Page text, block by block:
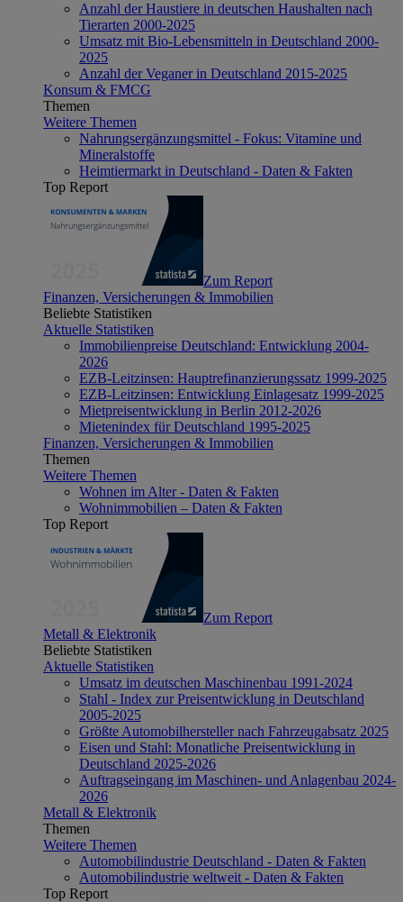
Anzahl der Haustiere in deutschen Haushalten nach
Tierarten 2000-2025
Umsatz mit Bio-Lebensmitteln in Deutschland 2000-
2025
Anzahl der Veganer in Deutschland 2015-2025
Konsum & FMCG
Themen
Weitere Themen
Nahrungsergänzungsmittel - Fokus: Vitamine und
Mineralstoffe
Heimtiermarkt in Deutschland - Daten & Fakten
Top Report
Zum Report
Finanzen, Versicherungen & Immobilien
Beliebte Statistiken
Aktuelle Statistiken
Immobilienpreise Deutschland: Entwicklung 2004-
2026
EZB-Leitzinsen: Hauptrefinanzierungssatz 1999-2025
EZB-Leitzinsen: Entwicklung Einlagesatz 1999-2025
Mietpreisentwicklung in Berlin 2012-2026
Mietenindex für Deutschland 1995-2025
Finanzen, Versicherungen & Immobilien
Themen
Weitere Themen
Wohnen im Alter - Daten & Fakten
Wohnimmobilien – Daten & Fakten
Top Report
Zum Report
Metall & Elektronik
Beliebte Statistiken
Aktuelle Statistiken
Umsatz im deutschen Maschinenbau 1991-2024
Stahl - Index zur Preisentwicklung in Deutschland
2005-2025
Größte Automobilhersteller nach Fahrzeugabsatz 2025
Eisen und Stahl: Monatliche Preisentwicklung in
Deutschland 2025-2026
Auftragseingang im Maschinen- und Anlagenbau 2024-
2026
Metall & Elektronik
Themen
Weitere Themen
Automobilindustrie Deutschland - Daten & Fakten
Automobilindustrie weltweit - Daten & Fakten
Top Report